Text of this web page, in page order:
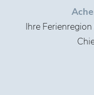
Ihre